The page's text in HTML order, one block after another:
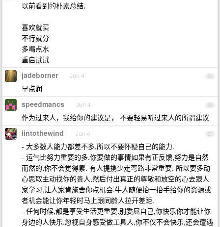
以前看到的朴素总结,
喜欢就买
不行就分
多喝点水
重启试试
65
jadeborner Jun 4
早点润
66
speedmancs Jun 4
作为过来人，我给你的建议是， 不要轻易听过来人的所谓建议
67
iintothewind Jun 4
- 大多数人能力都差不多,所以不要怀疑自己的能力.
- 运气比努力重要的多.你要做的事情如果有正反馈,努力是自然
而然的,你不会觉得累. 有人提携少走弯路非常重要. 所以要多动
心思取主动找你的贵人,然后付出真正的尊敬和放空的心去跟人
家学习,让人家肯施舍你点机会.牛人随便抬一抬手给你的资源或
者机会能让你年轻时马上跟同龄人拉开差距.
- 任何时候,都是享受生活更重要.别委屈自己,你快乐你才能让你
身边的人快乐.忽视自身感受做工具人,你不仅不会快乐,还会遭遇